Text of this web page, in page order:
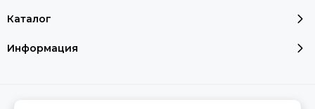
Sensis
Tuosite
Каталог
Информация